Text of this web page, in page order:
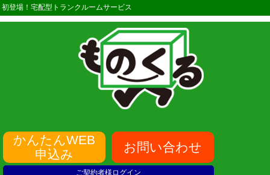
初登場！宅配型トランクルームサービス
かんたんWEB
申込み
お問い合わせ
ご契約者様ログイン